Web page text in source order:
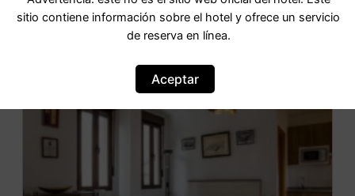
sitio contiene información sobre el hotel y ofrece un servicio
de reserva en línea.
Aceptar